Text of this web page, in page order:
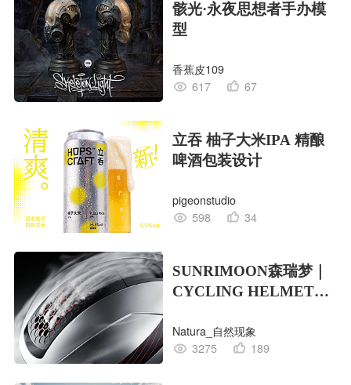
骸光·永夜思想者手办模
型
香蕉皮109
617
67
立吞 柚子大米IPA 精酿
啤酒包装设计
pigeonstudio
598
34
SUNRIMOON森瑞梦｜
CYCLING HELMET
Natura_自然现象
3275
189